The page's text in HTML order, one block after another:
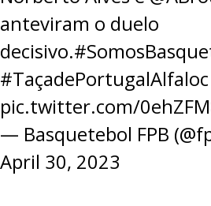
anteviram o duelo
decisivo.
#TaçadePortugalAlfaloc
pic.twitter.com/
— Basquetebol FPB
April 30, 2023